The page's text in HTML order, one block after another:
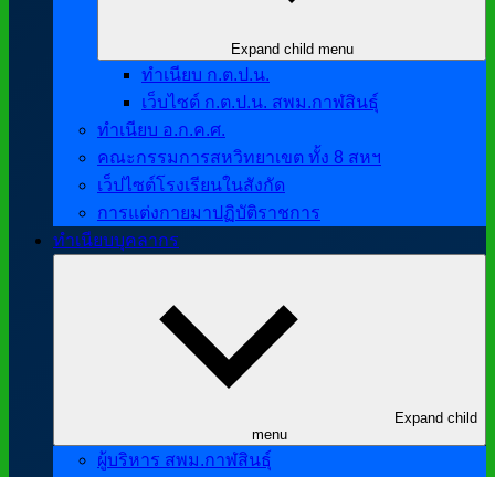
Expand child menu
ทำเนียบ ก.ต.ป.น.
เว็บไซต์ ก.ต.ป.น. สพม.กาฬสินธุ์
ทำเนียบ อ.ก.ค.ศ.
คณะกรรมการสหวิทยาเขต ทั้ง 8 สหฯ
เว็ปไซต์โรงเรียนในสังกัด
การแต่งกายมาปฏิบัติราชการ
ทำเนียบบุคลากร
Expand child
menu
ผู้บริหาร สพม.กาฬสินธุ์